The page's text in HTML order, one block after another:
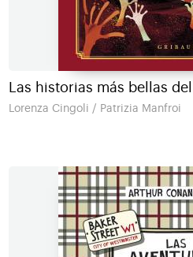
Las historias más bellas
Lorenza Cingoli / Patrizia Manfroi